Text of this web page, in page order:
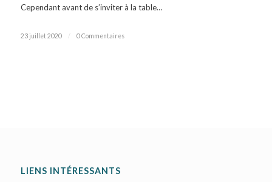
Cependant avant de s’inviter à la table…
23 juillet 2020 / 0 Commentaires
LIENS INTÉRESSANTS